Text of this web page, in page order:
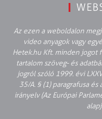
Az ezen a weboldalon
video anyagok vagy
Hetek.hu Kft. minden jogot
tartalom szöveg- és
jogról szóló 1999. évi
35/A. § (1) paragrafusa
irányelv (Az Európai